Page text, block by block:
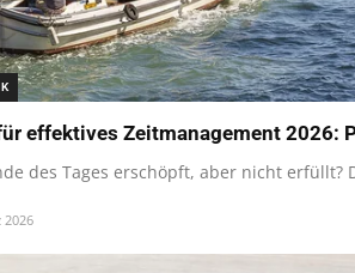
effektives Zeitmanagement 2026:
des Tages erschöpft, aber nicht
2026